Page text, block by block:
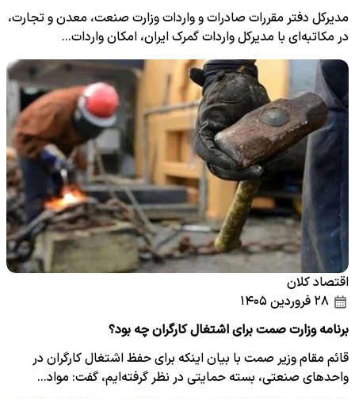
مدیرکل دفتر مقررات صادرات و واردات وزارت صنعت، معدن و تجارت،
در مکاتبه‌ای با مدیرکل واردات گمرک ایران، امکان واردات…
اقتصاد کلان
برنامه وزارت صمت برای اشتغال کارگران چه بود؟
قائم مقام وزیر صمت با بیان اینکه برای حفظ اشتغال کارگران در
واحدهای صنعتی، بسته حمایتی در نظر گرفته‌ایم، گفت: مواد…